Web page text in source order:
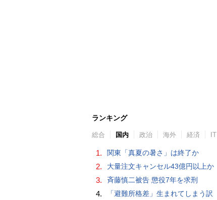
ランキング
総合 国内 政治 海外 経済 IT
1. 関東「真夏の暑さ」は終了か
2. 大量注文キャンセル43億円以上か
3. 斉藤慎二被告 懲役7年を求刑
4. 「避難所格差」生まれてしまう訳